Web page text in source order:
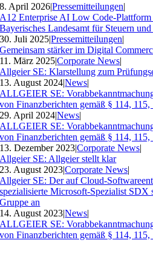
8. April 2026|Pressemitteilungen|
A12 Enterprise AI Low Code-
Bayerisches Landesamt für Steuern
30. Juli 2025|Pressemitteilungen|
Gemeinsam stärker im Digital
11. März 2025|Corporate News|
Allgeier SE: Klarstellung zum
13. August 2024|News|
ALLGEIER SE:
von Finanzberichten gemäß § 114,
29. April 2024|News|
ALLGEIER SE:
von Finanzberichten gemäß § 114,
13. Dezember 2023|Corporate News|
Allgeier SE: Allgeier stellt klar
23. August 2023|Corporate News|
Allgeier SE: Der auf Cloud-
spezialisierte Microsoft-Spezialist SDX
Gruppe an
14. August 2023|News|
ALLGEIER SE:
von Finanzberichten gemäß § 114,